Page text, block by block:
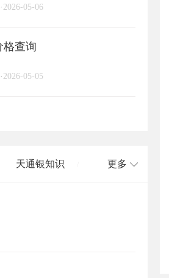
· 2026-05-06
格查询
· 2026-05-05
天通银知识 更多